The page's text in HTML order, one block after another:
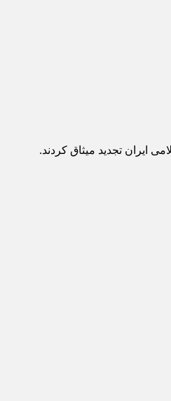
ایران تجدید میثاق کردند.